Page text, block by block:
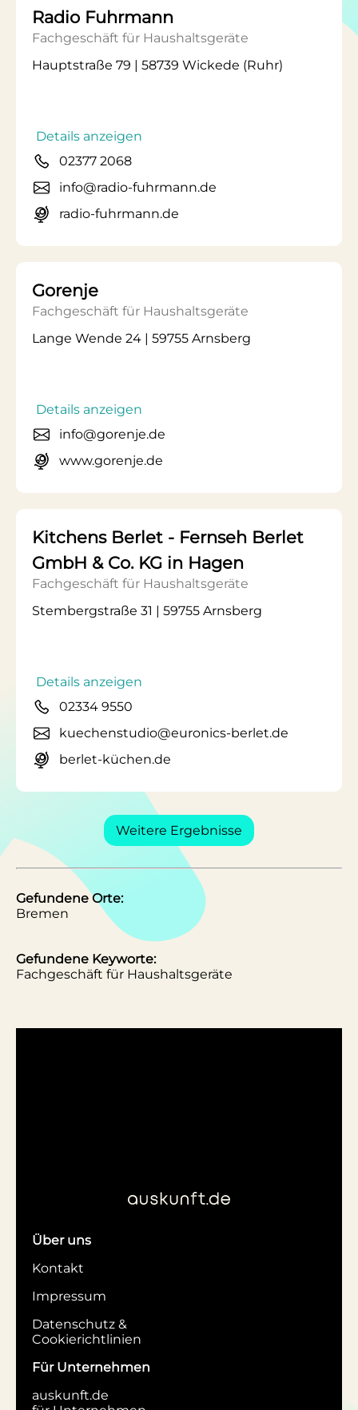
Radio Fuhrmann
Fachgeschäft für Haushaltsgeräte
Hauptstraße 79 | 58739 Wickede (Ruhr)
Details anzeigen
02377 2068
info@radio-fuhrmann.de
radio-fuhrmann.de
Gorenje
Fachgeschäft für Haushaltsgeräte
Lange Wende 24 | 59755 Arnsberg
Details anzeigen
info@gorenje.de
www.gorenje.de
Kitchens Berlet - Fernseh Berlet
GmbH & Co. KG in Hagen
Fachgeschäft für Haushaltsgeräte
Stembergstraße 31 | 59755 Arnsberg
Details anzeigen
02334 9550
kuechenstudio@euronics-berlet.de
berlet-küchen.de
Weitere Ergebnisse
Gefundene Orte:
Bremen
Gefundene Keyworte:
Fachgeschäft für Haushaltsgeräte
Über uns
Kontakt
Impressum
Datenschutz &
Cookierichtlinien
Für Unternehmen
auskunft.de